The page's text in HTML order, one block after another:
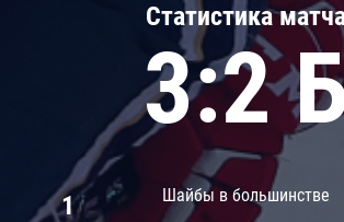
Статистика
3:2
Шайбы в большинстве
1